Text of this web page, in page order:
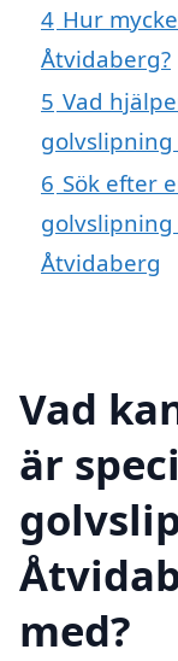
4 Hur
Åtvidaberg?
5 Vad
6 Sök efter
Åtvidaberg
Vad
är
med?